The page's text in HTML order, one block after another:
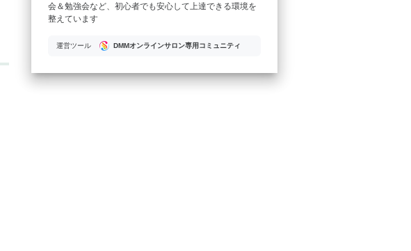
会＆勉強会など、初心者でも安心して上達できる環境を
整えています
運営ツール DMMオンラインサロン専用コミュニティ